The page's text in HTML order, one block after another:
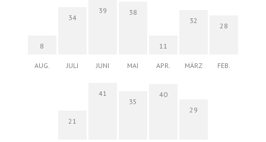
8
AUG.
34
JULI
39
JUNI
38
MAI
11
APR.
32
MÄRZ
28
FEB.
21
41
35
40
29